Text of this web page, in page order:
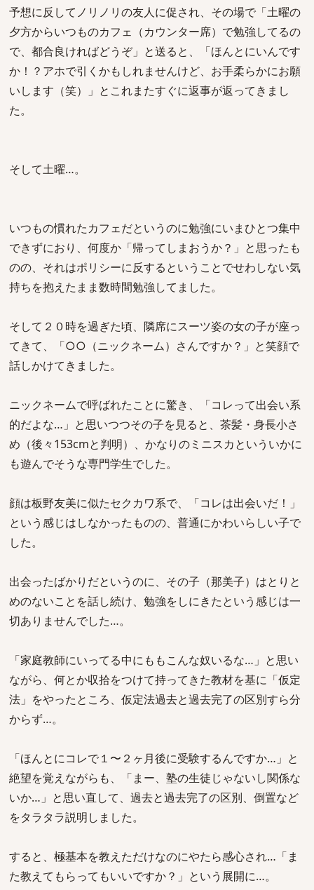
予想に反してノリノリの友人に促され、その場で「土曜の
夕方からいつものカフェ（カウンター席）で勉強してるの
で、都合良ければどうぞ」と送ると、「ほんとにいんです
か！？アホで引くかもしれませんけど、お手柔らかにお願
いします（笑）」とこれまたすぐに返事が返ってきまし
た。
そして土曜…。
いつもの慣れたカフェだというのに勉強にいまひとつ集中
できずにおり、何度か「帰ってしまおうか？」と思ったも
のの、それはポリシーに反するということでせわしない気
持ちを抱えたまま数時間勉強してました。
そして２０時を過ぎた頃、隣席にスーツ姿の女の子が座っ
てきて、「○○（ニックネーム）さんですか？」と笑顔で
話しかけてきました。
ニックネームで呼ばれたことに驚き、「コレって出会い系
的だよな…」と思いつつその子を見ると、茶髪・身長小さ
め（後々153cmと判明）、かなりのミニスカといういかに
も遊んでそうな専門学生でした。
顔は板野友美に似たセクカワ系で、「コレは出会いだ！」
という感じはしなかったものの、普通にかわいらしい子で
した。
出会ったばかりだというのに、その子（那美子）はとりと
めのないことを話し続け、勉強をしにきたという感じは一
切ありませんでした…。
「家庭教師にいってる中にももこんな奴いるな…」と思い
ながら、何とか収拾をつけて持ってきた教材を基に「仮定
法」をやったところ、仮定法過去と過去完了の区別すら分
からず…。
「ほんとにコレで１〜２ヶ月後に受験するんですか…」と
絶望を覚えながらも、「まー、塾の生徒じゃないし関係な
いか…」と思い直して、過去と過去完了の区別、倒置など
をタラタラ説明しました。
すると、極基本を教えただけなのにやたら感心され…「ま
た教えてもらってもいいですか？」という展開に…。